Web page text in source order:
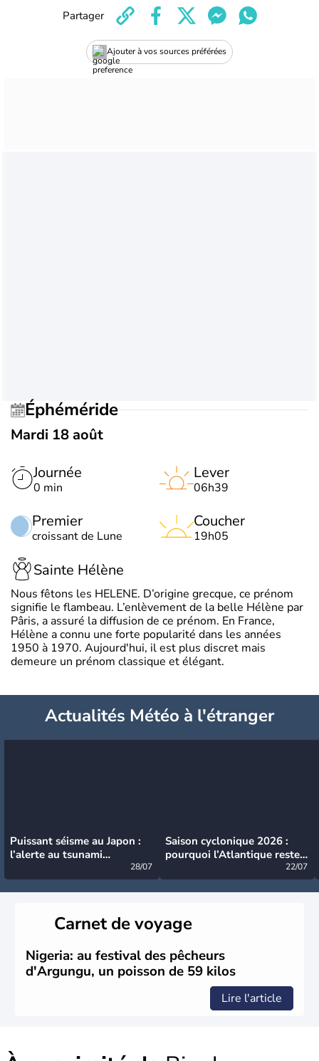
Ajouter à vos sources préférées
Partager
Éphéméride
Mardi 18 août
Journée
0 min
Premier
croissant de Lune
Lever
06h39
Coucher
19h05
Sainte Hélène
Nous fêtons les HELENE. D’origine grecque, ce prénom
signifie le flambeau. L’enlèvement de la belle Hélène par
Pâris, a assuré la diffusion de ce prénom. En France,
Hélène a connu une forte popularité dans les années
1950 à 1970. Aujourd'hui, il est plus discret mais
demeure un prénom classique et élégant.
Actualités Météo à l'étranger
Puissant séisme au Japon :
l’alerte au tsunami
28/07
Saison cyclonique 2026 :
pourquoi l’Atlantique reste
22/07
Carnet de voyage
Nigeria: au festival des pêcheurs
d'Argungu, un poisson de 59 kilos
Lire l'article